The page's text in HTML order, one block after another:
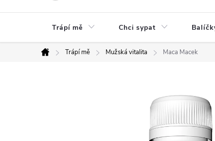
Trápí mě Chci sypat
Domů
Trápí mě Mužská vitalita Maca Macek